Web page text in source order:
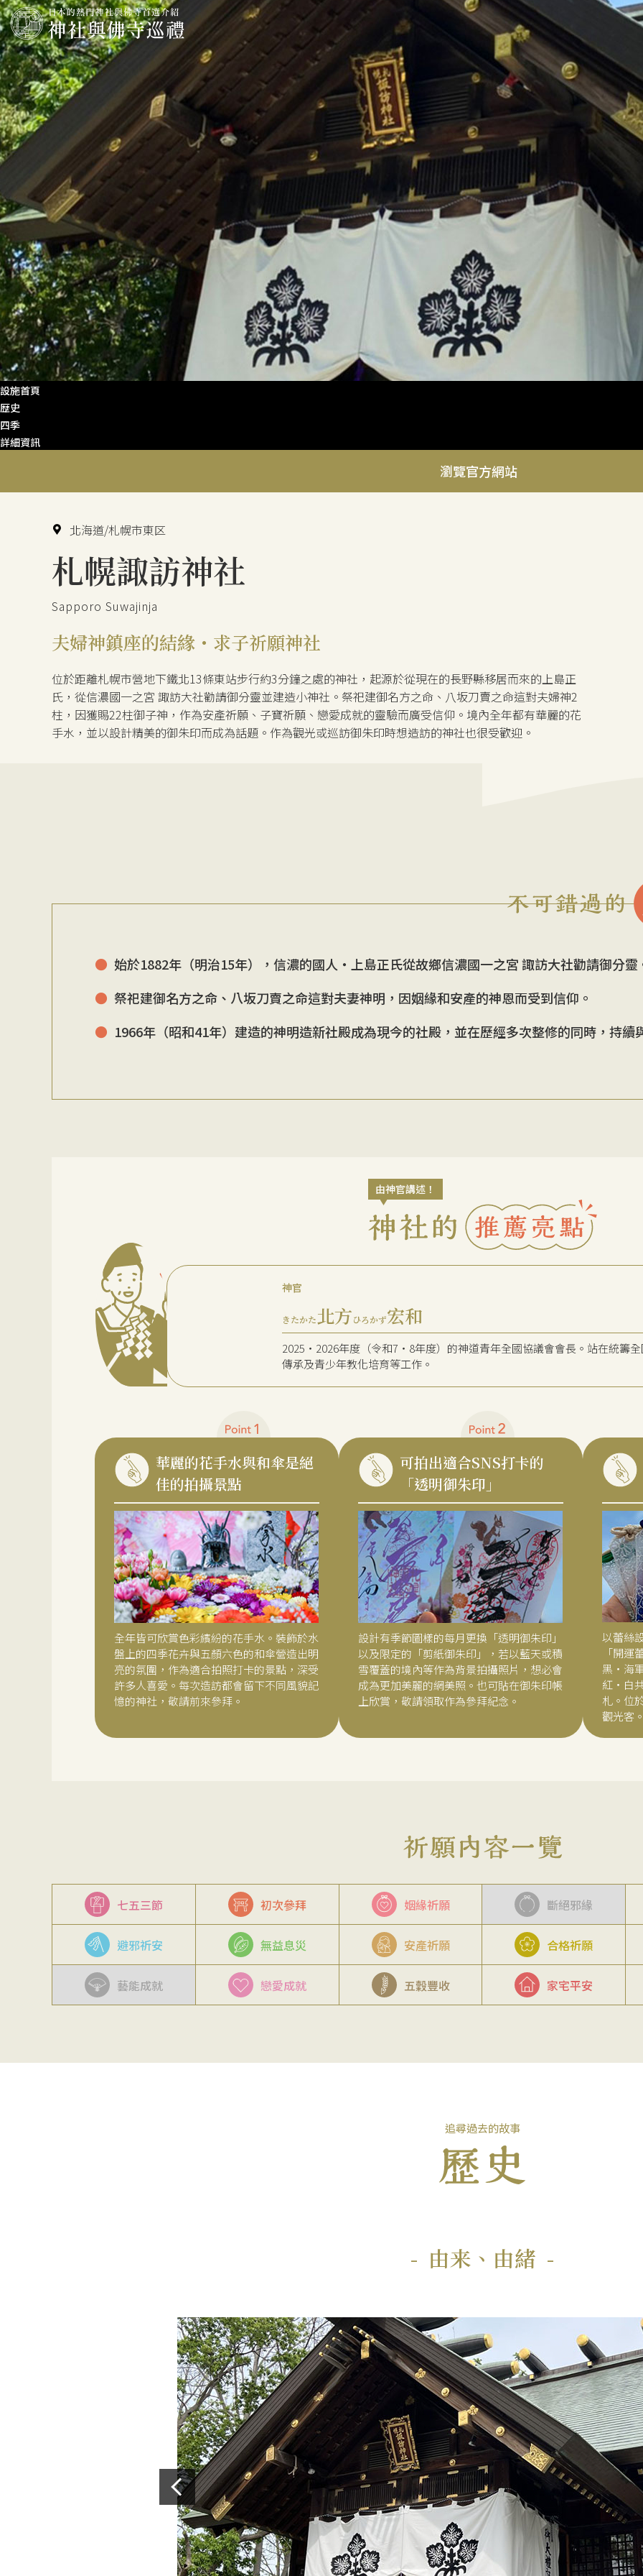
設施首頁
歴史
四季
詳細資訊
瀏覽官方網站
北海道/札幌市東区
札幌諏訪神社
Sapporo Suwajinja
夫婦神鎮座的結緣・求子祈願神社
位於距離札幌市營地下鐵北13條東站步行約3分鐘之處的神社，起源於從現在的長野縣移居而來的上島正
氏，從信濃國一之宮 諏訪大社勸請御分靈並建造小神社。祭祀建御名方之命、八坂刀賣之命這對夫婦神2
柱，因獲賜22柱御子神，作為安產祈願、子寶祈願、戀愛成就的靈驗而廣受信仰。境內全年都有華麗的花
手水，並以設計精美的御朱印而成為話題。作為觀光或巡訪御朱印時想造訪的神社也很受歡迎。
始於1882年（明治15年），信濃的國人・上島正氏從故鄉信濃國一之宮 諏訪大社勸請御分靈
祭祀建御名方之命、八坂刀賣之命這對夫妻神明，因姻緣和安產的神恩而受到信仰。
1966年（昭和41年）建造的神明造新社殿成為現今的社殿，並在歷經多次整修的同時，持續
由神官講述！
神官
きたかた北方ひろかず宏和
2025・2026年度（令和7・8年度）的神道青年全國協議會會長。站在統籌
傳承及青少年教化培育等工作。
華麗的花手水與和傘是絕
佳的拍攝景點
全年皆可欣賞色彩繽紛的花手水。裝飾於水
盤上的四季花卉與五顏六色的和傘營造出明
亮的氛圍，作為適合拍照打卡的景點，深受
許多人喜愛。每次造訪都會留下不同風貌記
憶的神社，敬請前來參拜。
可拍出適合SNS打卡的
「透明御朱印」
設計有季節圖樣的每月更換「透明御朱印」
以及限定的「剪紙御朱印」，若以藍天或積
雪覆蓋的境內等作為背景拍攝照片，想必會
成為更加美麗的網美照。也可貼在御朱印帳
上欣賞，敬請領取作為參拜紀念。
以蕾絲
「開
黑・海
紅・白
札。位
觀光客
七五三節 初次參拜 姻緣祈願 斷絕邪緣
避邪祈安 無益息災 安產祈願 合格祈願
藝能成就 戀愛成就 五穀豐收 家宅平安
追尋過去的故事
由来、由緒